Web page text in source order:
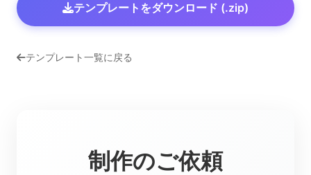
テンプレートをダウンロード (.zip)
テンプレート一覧に戻る
制作のご依頼